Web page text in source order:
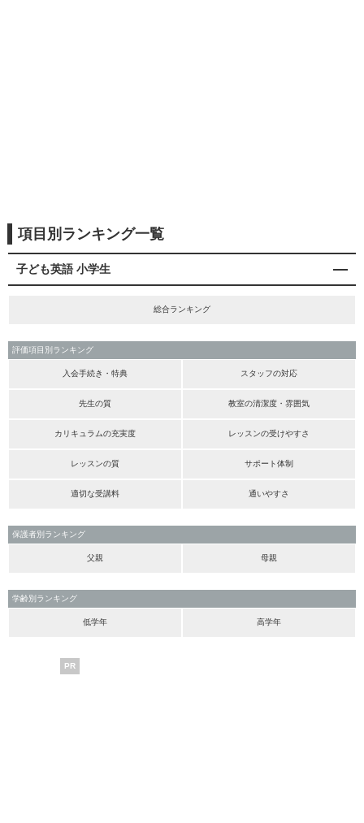
項目別ランキング一覧
子ども英語 小学生
総合ランキング
評価項目別ランキング
入会手続き・特典 スタッフの対応
先生の質 教室の清潔度・雰囲気
カリキュラムの充実度 レッスンの受けやすさ
レッスンの質 サポート体制
適切な受講料 通いやすさ
保護者別ランキング
父親 母親
学齢別ランキング
低学年 高学年
PR